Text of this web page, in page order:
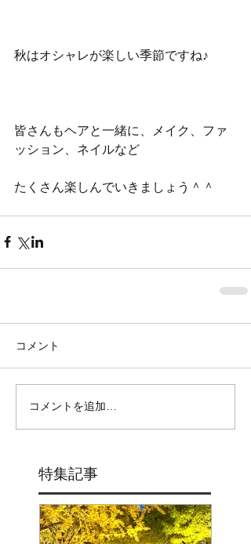
秋はオシャレが楽しい季節ですね♪
皆さんもヘアと一緒に、メイク、ファ
ッション、ネイルなど
たくさん楽しんでいきましょう＾＾
コメント
コメントを追加…
特集記事